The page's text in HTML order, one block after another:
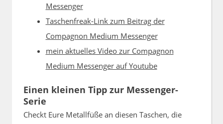
Messenger
Taschenfreak-Link zum Beitrag der
Compagnon Medium Messenger
mein aktuelles Video zur Compagnon
Medium Messenger auf Youtube
Einen kleinen Tipp zur Messenger-
Serie
Checkt Eure Metallfüße an diesen Taschen, die